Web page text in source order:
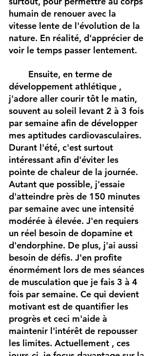
humain de renouer avec la
vitesse lente de l'évolution de la
nature. En réalité, d'apprécier de
voir le temps passer lentement.
Ensuite, en terme de
développement athlétique ,
j'adore aller courir tôt le matin,
souvent au soleil levant 2 à 3 fois
par semaine afin de développer
mes aptitudes cardiovasculaires.
Durant l'été, c'est surtout
intéressant afin d'éviter les
pointe de chaleur de la journée.
Autant que possible, j'essaie
d'atteindre près de 150 minutes
par semaine avec une intensité
modérée à élevée. J'en requiers
un réel besoin de dopamine et
d'endorphine. De plus, j'ai aussi
besoin de défis. J'en profite
énormément lors de mes séances
de musculation que je fais 3 à 4
fois par semaine. Ce qui devient
motivant est de quantifier les
progrès et ceci m'aide à
maintenir l'intérêt de repousser
les limites. Actuellement , ces